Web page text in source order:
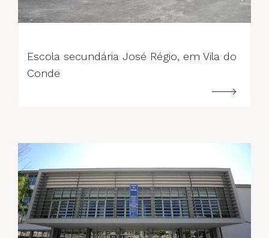
Escola secundária José Régio, em Vila do
Conde